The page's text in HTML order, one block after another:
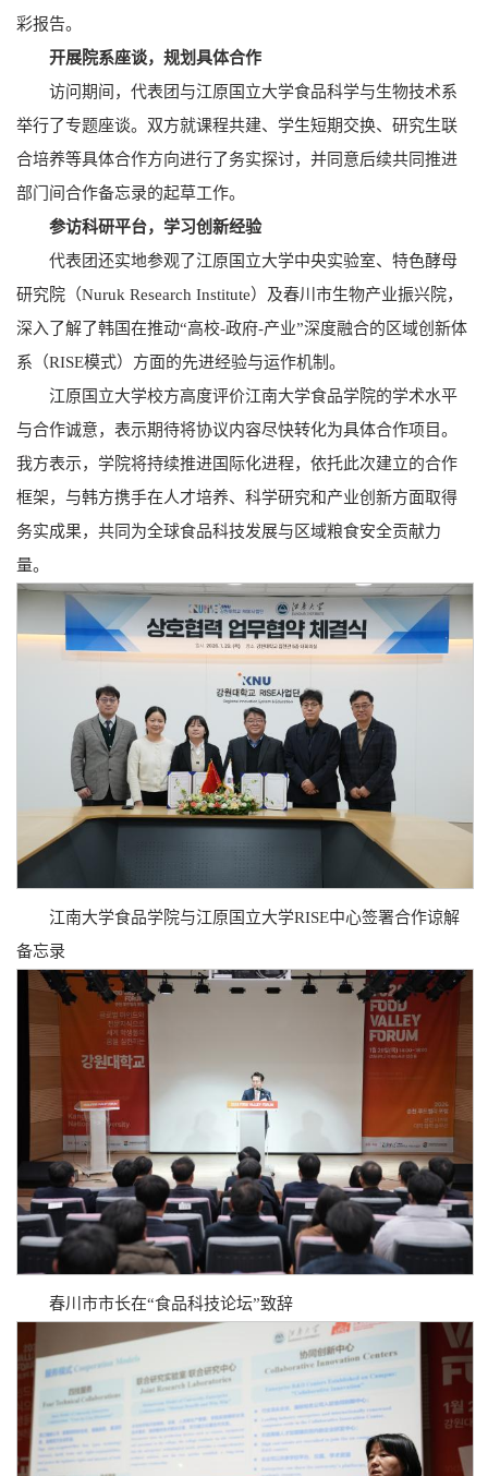
彩报告。
开展院系座谈，规划具体合作
访问期间，代表团与江原国立大学食品科学与生物技术系
举行了专题座谈。双方就课程共建、学生短期交换、研究生联
合培养等具体合作方向进行了务实探讨，并同意后续共同推进
部门间合作备忘录的起草工作。
参访科研平台，学习创新经验
代表团还实地参观了江原国立大学中央实验室、特色酵母
研究院（Nuruk Research Institute）及春川市生物产业振兴院，
深入了解了韩国在推动“高校-政府-产业”深度融合的区域创新体
系（RISE模式）方面的先进经验与运作机制。
江原国立大学校方高度评价江南大学食品学院的学术水平
与合作诚意，表示期待将协议内容尽快转化为具体合作项目。
我方表示，学院将持续推进国际化进程，依托此次建立的合作
框架，与韩方携手在人才培养、科学研究和产业创新方面取得
务实成果，共同为全球食品科技发展与区域粮食安全贡献力
量。
江南大学食品学院与江原国立大学RISE中心签署合作谅解
备忘录
春川市市长在“食品科技论坛”致辞